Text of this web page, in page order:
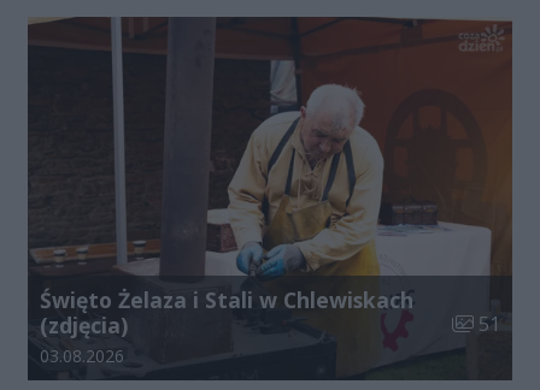
Święto Żelaza i Stali w Chlewiskach
(zdjęcia)
Liczba
51
Data dodania galerii:
03.08.2026